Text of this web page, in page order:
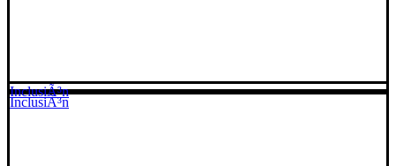
InclusiÃ³n
InclusiÃ³n